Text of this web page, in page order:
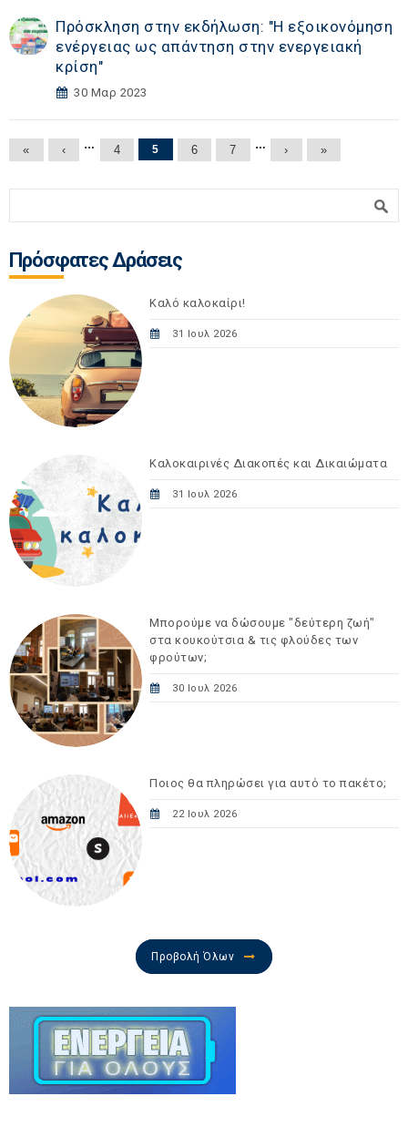
Πρόσκληση στην εκδήλωση: "Η εξοικονόμηση
ενέργειας ως απάντηση στην ενεργειακή
κρίση"
30 Μαρ 2023
Σελίδες
« ‹ … 4 5 6 7 … › »
Πρόσφατες Δράσεις
Καλό καλοκαίρι!
31 Ιουλ 2026
Καλοκαιρινές Διακοπές και Δικαιώματα
31 Ιουλ 2026
Μπορούμε να δώσουμε "δεύτερη ζωή"
στα κουκούτσια & τις φλούδες των
φρούτων;
30 Ιουλ 2026
Ποιος θα πληρώσει για αυτό το πακέτο;
22 Ιουλ 2026
Προβολή Όλων